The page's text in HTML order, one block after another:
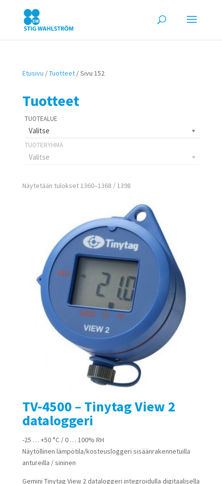
Etusivu /Tuotteet/ Sivu 152
Tuotteet
Valitse
Valitse
Näytetään tulokset 1360–1368 / 1398
TV-4500 – Tinytag View 2
dataloggeri
-25 … +50 °C / 0 … 100% RH
Näytöllinen lämpötila/kosteusloggeri sisäänrakennetuilla
antureilla / sininen
Gemini Tinytag View 2 dataloggeri integroidulla digitaalisella